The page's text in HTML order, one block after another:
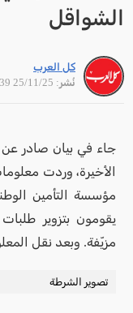
الشواقل
كل العرب
نُشر: 25/11/25 14:39
جاء في بيان صادر عن
الأخيرة، وردت
مؤسسة التأمين
يقومون بتزوير
مزيّفة. وبعد نقل
تصوير الشرطة